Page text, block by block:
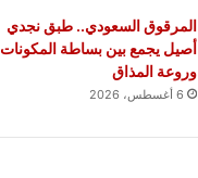
المرقوق السعودي.. طبق نجدي
أصيل يجمع بين بساطة المكونات
وروعة المذاق
6 أغسطس، 2026